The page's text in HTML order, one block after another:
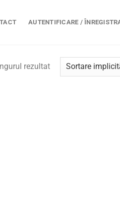
AUTENTIFICARE /
rezultat